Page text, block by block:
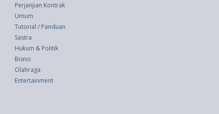
Perjanjian Kontrak
Umum
Tutorial / Panduan
Sastra
Hukum & Politik
Bisnis
Olahraga
Entertainment